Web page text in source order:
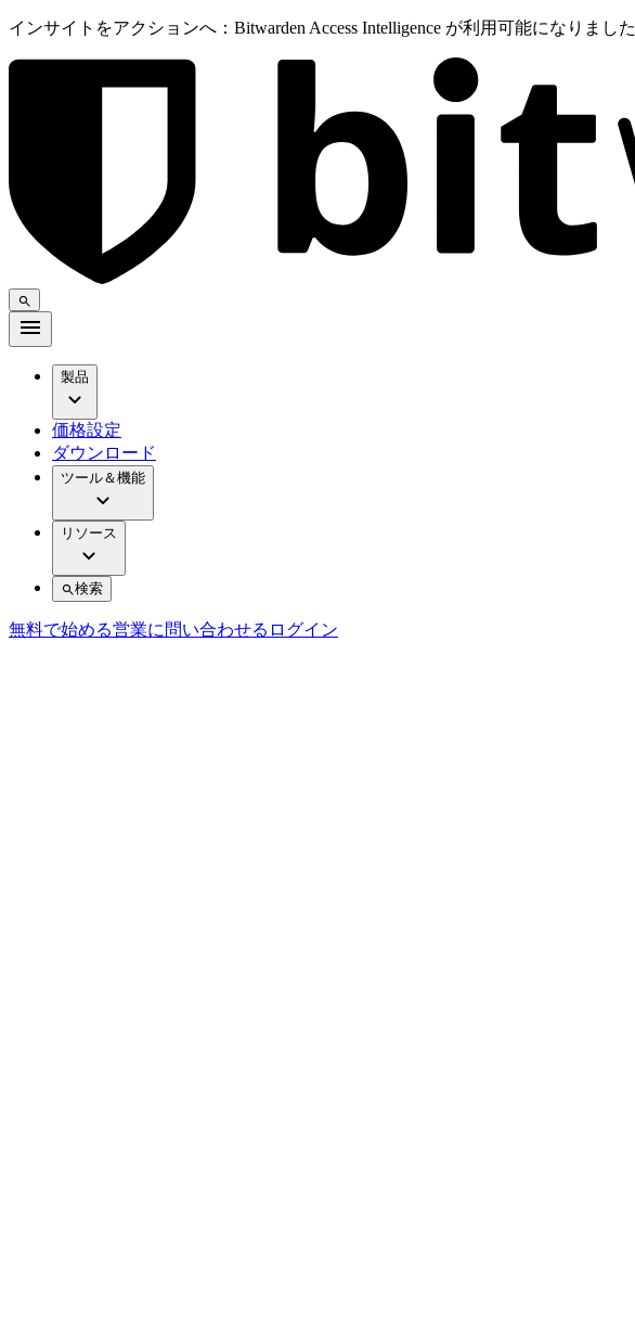
インサイトをアクションへ：Bitwarden Access Intelligence が利用可能になりました
製品
価格設定
ダウンロード
ツール＆機能
リソース
検索
無料で始める営業に問い合わせる ログイン